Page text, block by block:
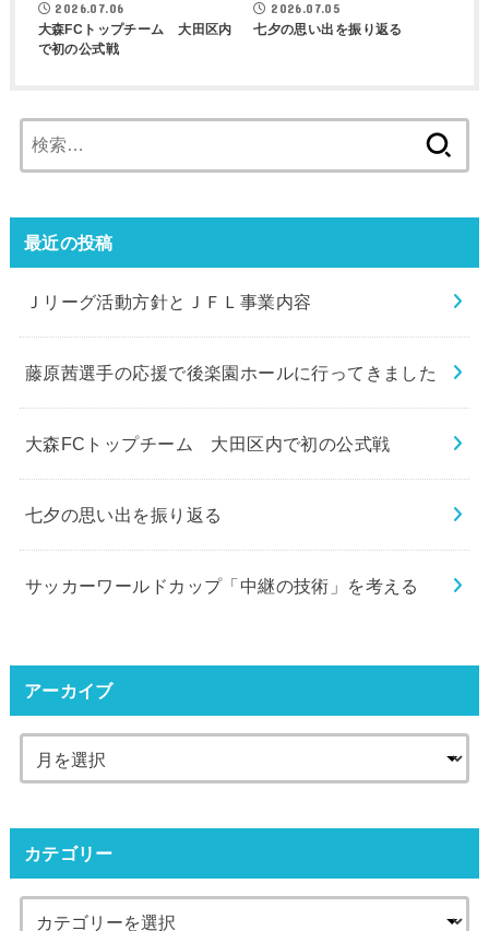
2026.07.06
大森FCトップチーム 大田区内
で初の公式戦
2026.07.05
七夕の思い出を振り返る
索:
最近の投稿
Ｊリーグ活動方針とＪＦＬ事業内容
藤原茜選手の応援で後楽園ホールに行ってきました
大森FCトップチーム 大田区内で初の公式戦
七夕の思い出を振り返る
サッカーワールドカップ「中継の技術」を考える
アーカイブ
カテゴリー